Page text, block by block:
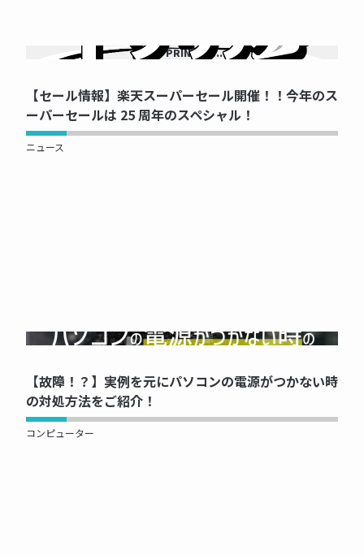
NOW PRINTING...
【セール情報】楽天スーパーセール開催！！今年のス
ーパーセールは 25 周年のスペシャル！
ニュース
NOW PRINTING...
【故障！？】実例を元にパソコンの電源がつかない時
の対処方法をご紹介！
コンピューター